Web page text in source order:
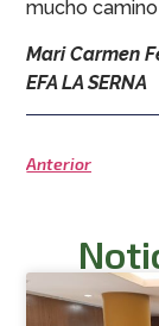
mucho
Mari Carmen
EFA LA SERNA
Anterior